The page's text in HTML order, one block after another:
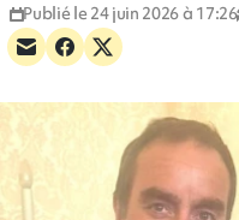
Publié le 24 juin 2026 à 17:26